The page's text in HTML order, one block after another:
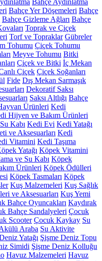
Bahçe Aydınlatma
Bahçe Yer Döşemeleri Bahçe
Bahçe Gizleme Ağları Bahçe
Toprak ve Çiçek
Torf ve Topraklar Gübreler
Tohumu Çiçek Tohumu
Meyve Tohumu Bitki
Çiçek ve Bitki İç Mekan
Çiçek Çiçek Soğanları
Fide Dış Mekan Sarmaşık
Dekoratif Saksı
Saksı Altlığı Bahçe
Ürünleri Kedi
Hijyen ve Bakım Ürünleri
Kabı Kedi Evi Kedi Yatağı
ve Aksesuarları Kedi
Vitamini Kedi Taşıma
Yatağı Köpek Vitamini
ve Su Kabı Köpek
Ürünleri Köpek Ödülleri
Köpek Tasmaları Köpek
Kuş Malzemeleri Kuş Sağlık
ve Aksesuarları Kuş Yemi
Bahçe Oyuncakları Kaydırak
Bahçe Sandalyeleri Çocuk
Scooter Çocuk Kaykay Su
Araba Su Aktivite
Yatağı Şişme Deniz Topu
Simidi Şişme Deniz Kolluğu
Havuz Malzemeleri Havuz